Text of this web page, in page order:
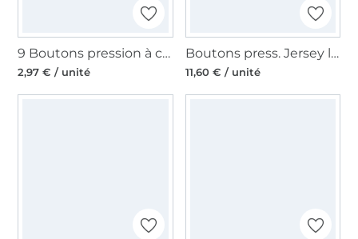
9 Boutons pression à coudre 21 mm, blanc
2,97 € / unité
Boutons press. Jersey laiton, 12 mm calotte, Optique de couture, blanc
11,60 € / unité